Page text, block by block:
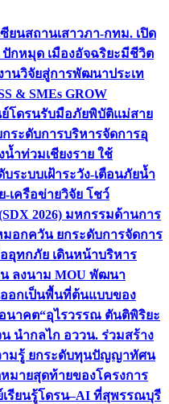
ยนสถานเสาวภา-กทม. เปิด
ปักหมุด เมืองอัจฉริยะมีชีวิต
นวิจัยสู่การพัฒนาประเท
& SMEs GROW
ย์โดรนรับมือภัยพิบัติแม่สาย
ระดับการบริหารจัดการอุ
น้ำท่วมเชียงราย ใช้
ระบบเฝ้าระวัง-เตือนภัยน้ำ
-เครือข่ายวิจัย โชว์
2026) มหกรรมด้านการ
อกควัน ยกระดับการจัดการ
อุทกภัย เดินหน้าบริหาร
ลงนาม MOU พัฒนา
อกเป็นพื้นที่ต้นแบบของ
นาคต“อุไรวรรณ ตันติพิริยะ
นำกลไก อววน. ร่วมสร้าง
ามรู้ ยกระดับทุนปัญญาทัศน
หมายสุดท้ายของโครงการ
เรียนรู้โดรน–AI ที่สุพรรณบุรี